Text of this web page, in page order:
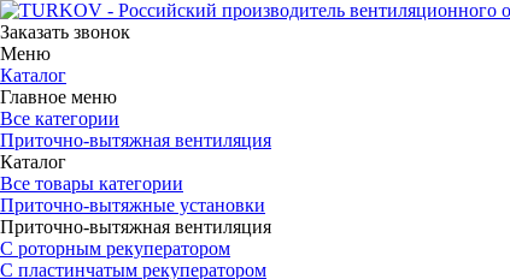
Заказать звонок
Меню
Каталог
Главное меню
Все категории
Приточно-вытяжная вентиляция
Каталог
Все товары категории
Приточно-вытяжные установки
Приточно-вытяжная вентиляция
С роторным рекуператором
С пластинчатым рекуператором